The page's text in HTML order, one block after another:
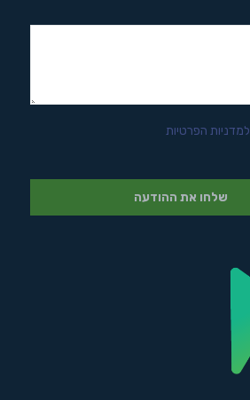
למדניות הפרטיות
שלחו את ההודעה